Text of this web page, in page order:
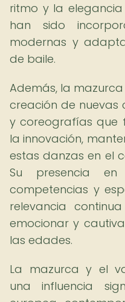
ritmo y la
han sido
modernas y
de baile.
Además, la
creación de nuevas
y coreografías que
la innovación,
estas danzas en el
Su presencia
competencias y
relevancia
emocionar y
las edades.
La mazurca y el
una influencia